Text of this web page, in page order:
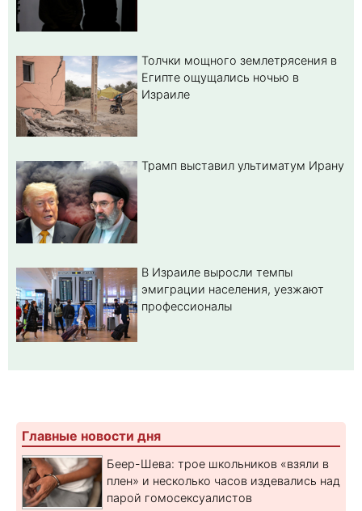
Толчки мощного землетрясения в
Египте ощущались ночью в
Израиле
Трамп выставил ультиматум Ирану
В Израиле выросли темпы
эмиграции населения, уезжают
профессионалы
Главные новости дня
Беер-Шева: трое школьников «взяли в
плен» и несколько часов издевались над
парой гомосексуалистов